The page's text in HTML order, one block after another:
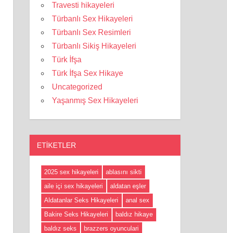
Travesti hikayeleri
Türbanlı Sex Hikayeleri
Türbanlı Sex Resimleri
Türbanlı Sikiş Hikayeleri
Türk İfşa
Türk İfşa Sex Hikaye
Uncategorized
Yaşanmış Sex Hikayeleri
ETIKETLER
2025 sex hikayeleri
ablasını sikti
aile içi sex hikayeleri
aldatan eşler
Aldatanlar Seks Hikayeleri
anal sex
Bakire Seks Hikayeleri
baldız hikaye
baldız seks
brazzers oyunculari